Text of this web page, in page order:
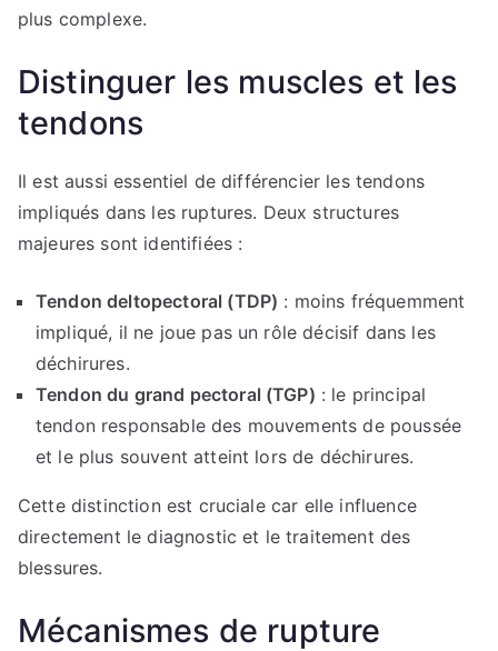
plus complexe.
Distinguer les muscles et les
tendons
Il est aussi essentiel de différencier les tendons
impliqués dans les ruptures. Deux structures
majeures sont identifiées :
Tendon deltopectoral (TDP) : moins fréquemment
impliqué, il ne joue pas un rôle décisif dans les
déchirures.
Tendon du grand pectoral (TGP) : le principal
tendon responsable des mouvements de poussée
et le plus souvent atteint lors de déchirures.
Cette distinction est cruciale car elle influence
directement le diagnostic et le traitement des
blessures.
Mécanismes de rupture